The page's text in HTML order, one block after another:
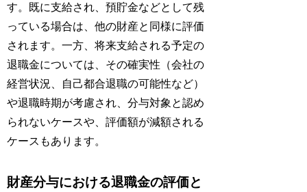
す。既に支給され、預貯金などとして残
っている場合は、他の財産と同様に評価
されます。一方、将来支給される予定の
退職金については、その確実性（会社の
経営状況、自己都合退職の可能性など）
や退職時期が考慮され、分与対象と認め
られないケースや、評価額が減額される
ケースもあります。
財産分与における退職金の評価と